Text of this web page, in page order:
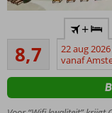
Marriott
hotel op
toplocatie
loopafstand
8,7
Aanrader
51
beoordelingen
+
22 aug
vanaf